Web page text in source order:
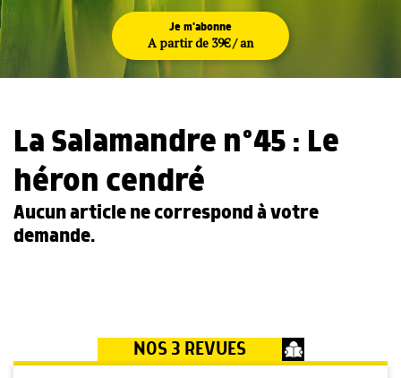
Je m'abonne
A partir de 39€ / an
La Salamandre n°45 : Le
héron cendré
Aucun article ne correspond à votre
demande.
NOS 3 REVUES